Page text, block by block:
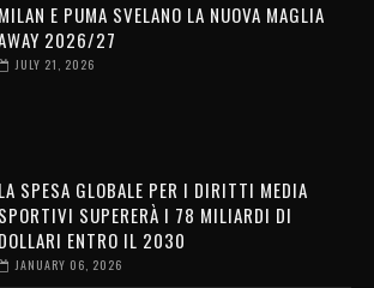
MILAN E PUMA SVELANO LA NUOVA MAGLIA
2026/27
JULY 21, 2026
LA SPESA GLOBALE PER I DIRITTI MEDIA
SPORTIVI SUPERERÀ I 78 MILIARDI DI
DOLLARI ENTRO IL 2030
JANUARY 06, 2026